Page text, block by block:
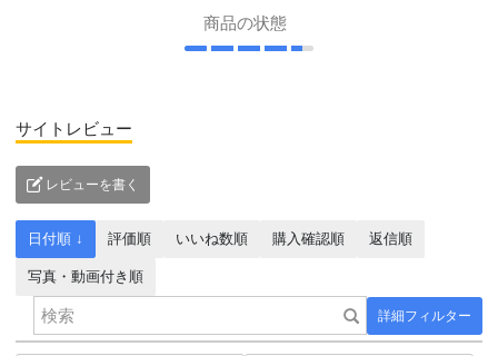
商品の状態
サイトレビュー
レビューを書く
詳細フィルター
日付順 ↓ 評価順 いいね数順 購入確認順 返信順
写真・動画付き順